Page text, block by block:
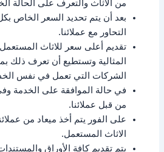
من الاثاث والتعرف على الحالة
بعد أن يتم تحديد السعر الخاص
التحاور مع عملائنا.
تقديم أعلى سعر للاثاث
المثالية وتستطيع أن تعرف ذلك
الشركات التي تعمل في نفس
في حالة الموافقة على الخدمة
من قبل عملائنا.
على الفور يتم أخذ ميعاد من
الاثاث المستعمل.
يتم تقديم كافة الأوراق